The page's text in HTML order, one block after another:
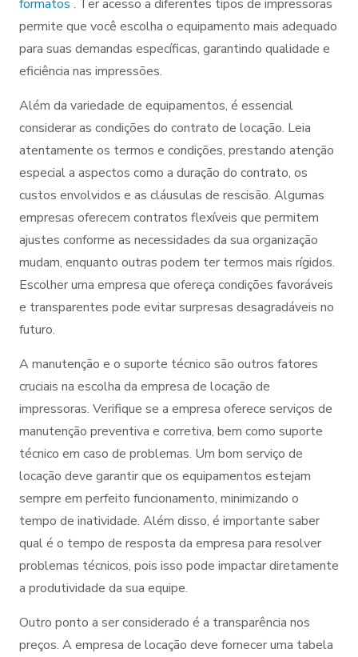
formatos . Ter acesso a diferentes tipos de impressoras
permite que você escolha o equipamento mais adequado
para suas demandas específicas, garantindo qualidade e
eficiência nas impressões.
Além da variedade de equipamentos, é essencial
considerar as condições do contrato de locação. Leia
atentamente os termos e condições, prestando atenção
especial a aspectos como a duração do contrato, os
custos envolvidos e as cláusulas de rescisão. Algumas
empresas oferecem contratos flexíveis que permitem
ajustes conforme as necessidades da sua organização
mudam, enquanto outras podem ter termos mais rígidos.
Escolher uma empresa que ofereça condições favoráveis
e transparentes pode evitar surpresas desagradáveis no
futuro.
A manutenção e o suporte técnico são outros fatores
cruciais na escolha da empresa de locação de
impressoras. Verifique se a empresa oferece serviços de
manutenção preventiva e corretiva, bem como suporte
técnico em caso de problemas. Um bom serviço de
locação deve garantir que os equipamentos estejam
sempre em perfeito funcionamento, minimizando o
tempo de inatividade. Além disso, é importante saber
qual é o tempo de resposta da empresa para resolver
problemas técnicos, pois isso pode impactar diretamente
a produtividade da sua equipe.
Outro ponto a ser considerado é a transparência nos
preços. A empresa de locação deve fornecer uma tabela